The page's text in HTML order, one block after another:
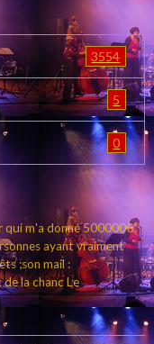
3554
5
0
qui m'a donné 500000€
ayant vraiment
;son mail :
la chancLe